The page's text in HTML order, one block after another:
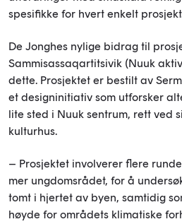
spesifikke for hvert enkelt
De Jonghes nylige bidrag til
Sammisassaqartitsivik (Nuuk
dette. Prosjektet er bestilt av
et designinitiativ som utforsker
lite sted i Nuuk sentrum, rett ved
kulturhus.
– Prosjektet involverer flere
mer ungdomsrådet, for å
tomt i hjertet av byen, samtidig
høyde for områdets klimatiske